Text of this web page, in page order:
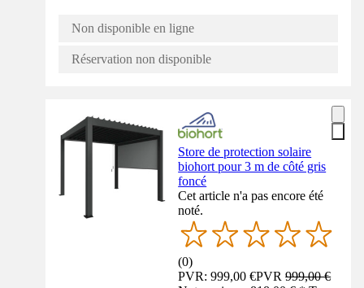
Non disponible en ligne
Réservation non disponible
Store de protection solaire
biohort pour 3 m de côté gris
foncé
Cet article n'a pas encore été
noté.
(0)
PVR: 999,00 €PVR999,00 €